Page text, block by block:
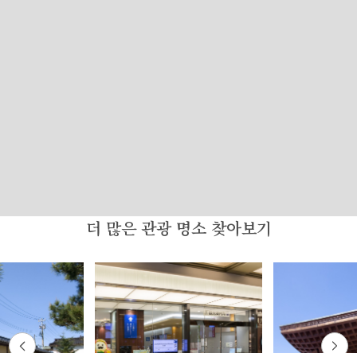
더 많은 관광 명소 찾아보기